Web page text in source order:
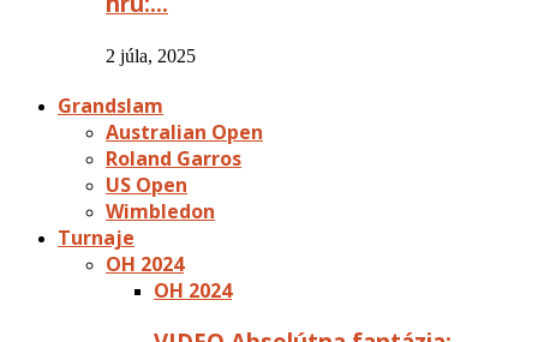
2 júla, 2025
Grandslam
Australian Open
Roland Garros
US Open
Wimbledon
Turnaje
OH 2024
OH 2024